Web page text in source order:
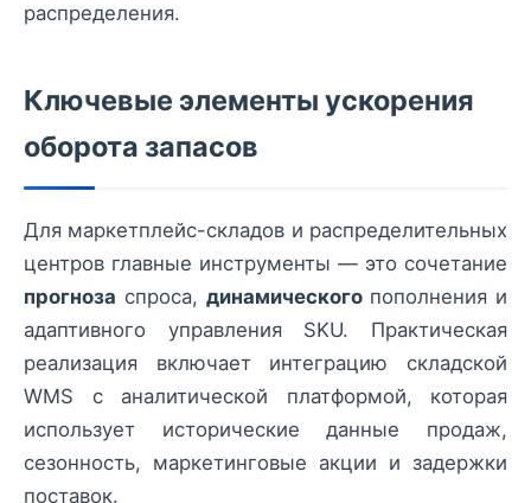
распределения.
Ключевые элементы ускорения
оборота запасов
Для маркетплейс-складов и распределительных
центров главные инструменты — это сочетание
прогноза спроса, динамическогопополнения и
адаптивного управления SKU. Практическая
реализация включает интеграцию складской
WMS с аналитической платформой, которая
использует исторические данные продаж,
сезонность, маркетинговые акции и задержки
поставок.